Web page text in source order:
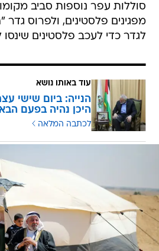
סוללות עפר נוספות סביב
מפגינים פלסטינים, ולפרוס
לגדר כדי לעכב פלסטינים
עוד באותו נושא
הנייה: ביום שישי
היכן נהיה בפעם
לכתבה המלאה